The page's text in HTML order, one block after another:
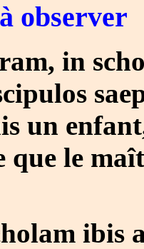
observer
in
un
que le
ibis